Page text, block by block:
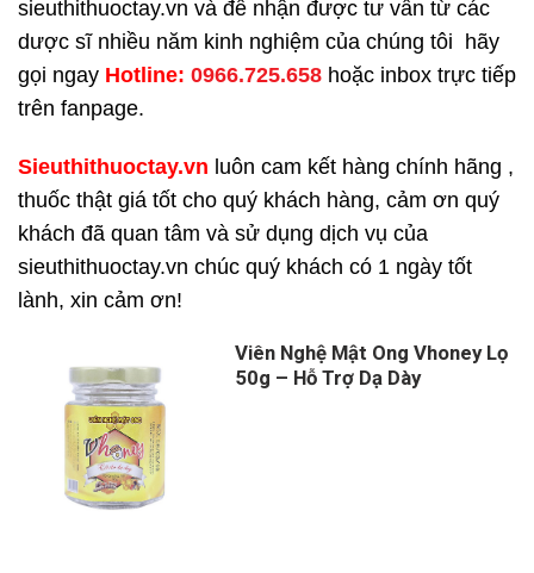
sieuthithuoctay.vn và để nhận được tư vấn từ các
dược sĩ nhiều năm kinh nghiệm của chúng tôi hãy
gọi ngay Hotline: 0966.725.658 hoặc inbox trực tiếp
trên fanpage.
Sieuthithuoctay.vn luôn cam kết hàng chính hãng ,
thuốc thật giá tốt cho quý khách hàng, cảm ơn quý
khách đã quan tâm và sử dụng dịch vụ của
sieuthithuoctay.vn chúc quý khách có 1 ngày tốt
lành, xin cảm ơn!
Viên Nghệ Mật Ong Vhoney Lọ
50g – Hỗ Trợ Dạ Dày